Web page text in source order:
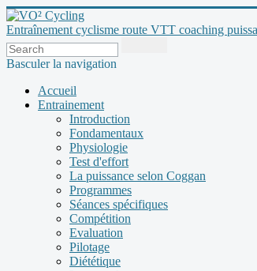
Entraînement cyclisme route VTT coaching
Basculer la navigation
Accueil
Entrainement
Introduction
Fondamentaux
Physiologie
Test d'effort
La puissance selon Coggan
Programmes
Séances spécifiques
Compétition
Evaluation
Pilotage
Diététique